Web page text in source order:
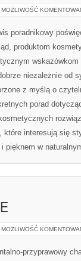
MOŻLIWOŚĆ
poradnikowy
produktom
niezależnie od
z myślą o
porad
interesują się
i pięknem w
MOŻLIWOŚĆ
przyprawowy